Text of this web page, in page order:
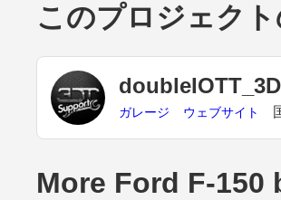
このプロジェク
ガレージ ウェブサイト
More Ford F-150